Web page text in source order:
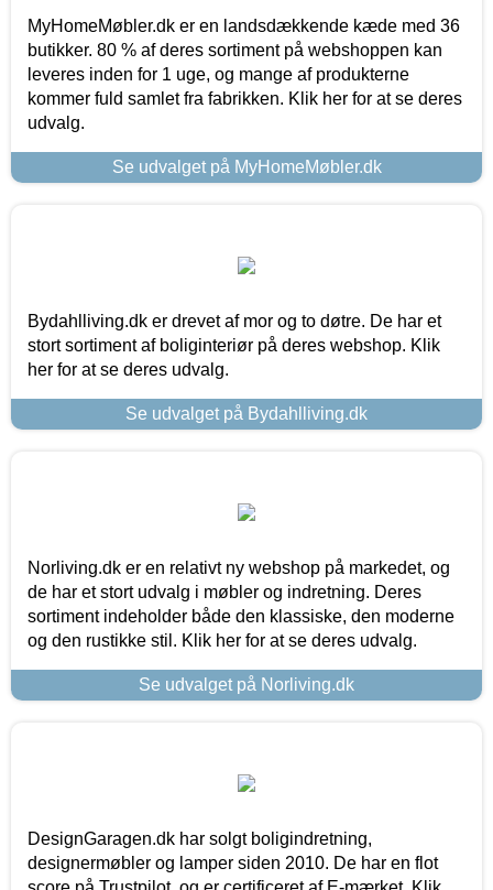
MyHomeMøbler.dk er en landsdækkende kæde med 36
butikker. 80 % af deres sortiment på webshoppen kan
leveres inden for 1 uge, og mange af produkterne
kommer fuld samlet fra fabrikken. Klik her for at se deres
udvalg.
Se udvalget på MyHomeMøbler.dk
Bydahlliving.dk er drevet af mor og to døtre. De har et
stort sortiment af boliginteriør på deres webshop. Klik
her for at se deres udvalg.
Se udvalget på Bydahlliving.dk
Norliving.dk er en relativt ny webshop på markedet, og
de har et stort udvalg i møbler og indretning. Deres
sortiment indeholder både den klassiske, den moderne
og den rustikke stil. Klik her for at se deres udvalg.
Se udvalget på Norliving.dk
DesignGaragen.dk har solgt boligindretning,
designermøbler og lamper siden 2010. De har en flot